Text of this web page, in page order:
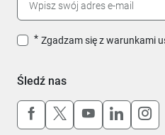
Zgadzam się z warunkami
Śledź nas
Uwaga, link otworzy
Uwaga, link
Uwaga,